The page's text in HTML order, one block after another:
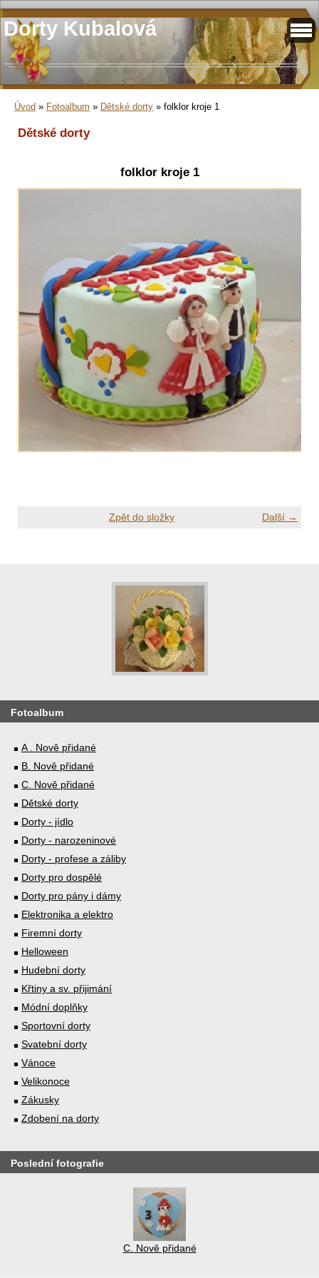
Dorty Kubalová
Úvod » Fotoalbum » Dětské dorty » folklor kroje 1
Dětské dorty
folklor kroje 1
Další →
Zpět do složky
Fotoalbum
A . Nově přidané
B. Nově přidané
C. Nově přidané
Dětské dorty
Dorty - jídlo
Dorty - narozeninové
Dorty - profese a záliby
Dorty pro dospělé
Dorty pro pány i dámy
Elektronika a elektro
Firemní dorty
Helloween
Hudební dorty
Křtiny a sv. přijimání
Módní doplňky
Sportovní dorty
Svatební dorty
Vánoce
Velikonoce
Zákusky
Zdobení na dorty
Poslední fotografie
C. Nově přidané